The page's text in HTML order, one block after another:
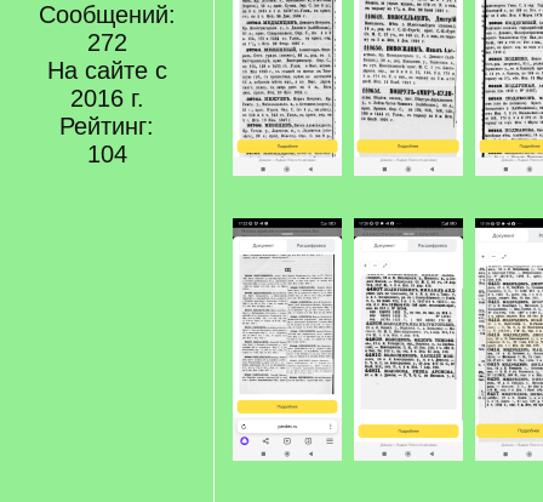
Сообщений:
272
На сайте с
2016 г.
Рейтинг:
104